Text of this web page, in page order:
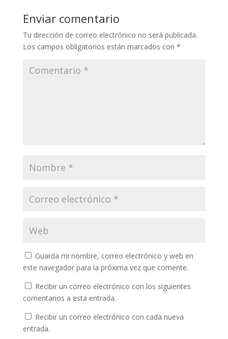
Enviar comentario
Tu dirección de correo electrónico no será publicada.
Los campos obligatorios están marcados con *
Guarda mi nombre, correo electrónico y web en
este navegador para la próxima vez que comente.
Recibir un correo electrónico con los siguientes
comentarios a esta entrada.
Recibir un correo electrónico con cada nueva
entrada.